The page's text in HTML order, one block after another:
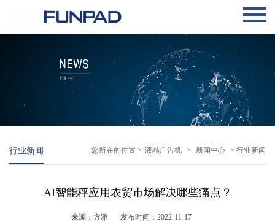
您所在的位置 > 液晶广告机 > 新闻中心 > 行业新闻
行业新闻
AI智能秤应用农贸市场解决哪些痛点？
来源：方雅 发布时间：2022-11-17